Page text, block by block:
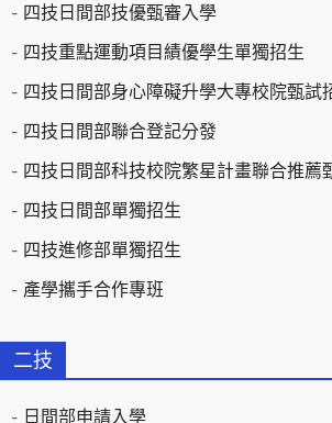
四技日間部技優甄審入學
四技重點運動項目績優學生單獨招生
四技日間部身心障礙升學大專校院甄試
四技日間部聯合登記分發
四技日間部科技校院繁星計畫聯合推薦
四技日間部單獨招生
四技進修部單獨招生
產學攜手合作專班
二技
日間部申請入學